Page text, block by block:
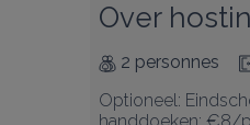
Over
2 personnes
Optioneel: